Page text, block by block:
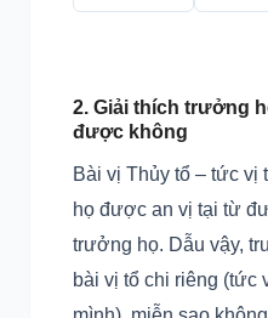
2. Giải thích trưởng
được không
Bài vị Thủy tổ – tức vị
họ được an vị tại từ
trưởng họ. Dẫu vậy,
bài vị tổ chi riêng (tức